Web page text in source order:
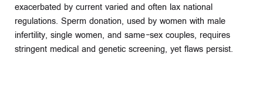
exacerbated by current varied and often lax national
regulations. Sperm donation, used by women with male
infertility, single women, and same-sex couples, requires
stringent medical and genetic screening, yet flaws persist.